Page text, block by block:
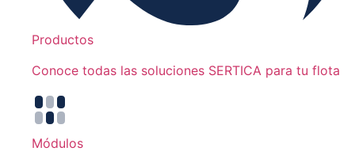
Productos
Conoce todas las soluciones SERTICA para tu flota
Módulos